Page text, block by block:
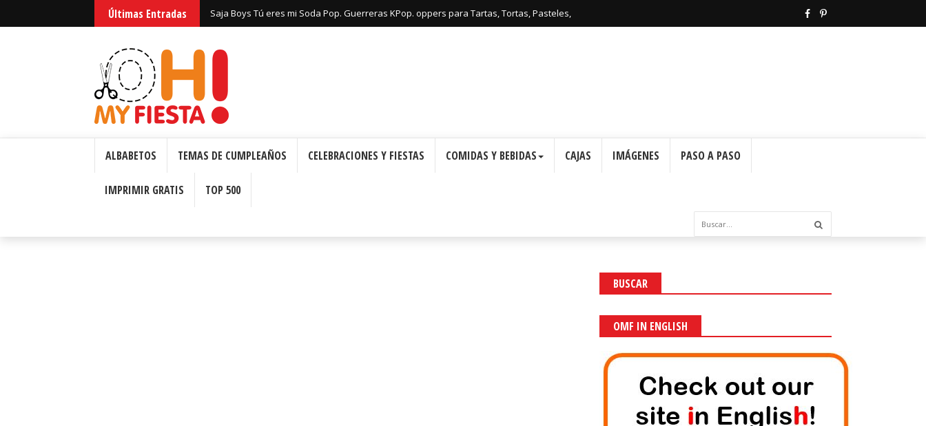
Últimas Entradas
Bizcochos o Cakes para Imprimir Gratis.
ALBABETOS TEMAS DE CUMPLEAÑOS CELEBRACIONES Y FIESTAS COMIDAS Y BEBIDAS CAJAS IMÁGENES PASO A PASO
IMPRIMIR GRATIS TOP 500
BUSCAR
OMF IN ENGLISH